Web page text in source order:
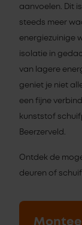
aanvoelen. Dit
steeds meer
energiezuinige
isolatie in
van lagere
geniet je niet
een fijne
kunststof
Beerzerveld.
Ontdek de
deuren of